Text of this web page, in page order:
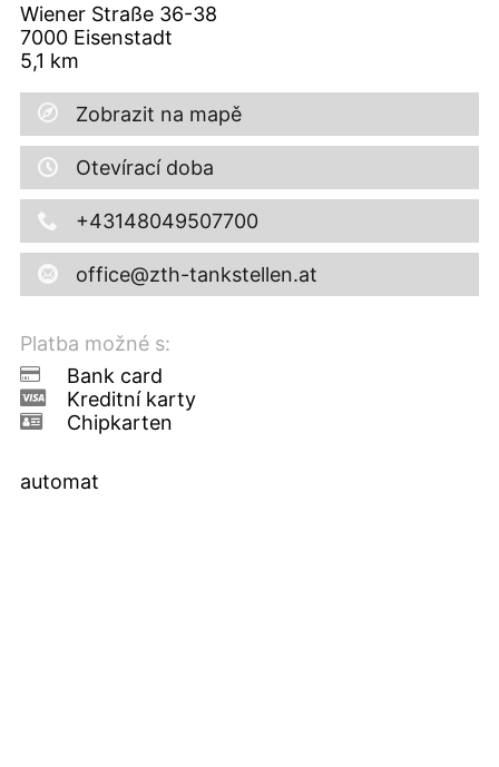
Wiener Straße 36-38
7000 Eisenstadt
5,1 km
Zobrazit na mapě
Otevírací doba
+43148049507700
office@zth-tankstellen.at
Platba možné s:
Bank card
Kreditní karty
Chipkarten
automat